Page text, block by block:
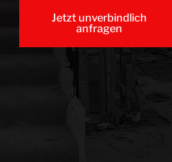
Jetzt unverbindlich
anfragen